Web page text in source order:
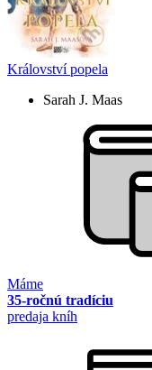
Království popela
Sarah J. Maas
Máme
35-ročnú tradíciu
predaja kníh